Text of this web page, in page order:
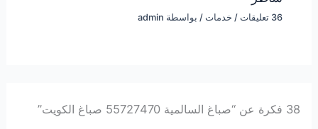
36 تعليقات / خدمات/ بواسطة admin
38 فكرة عن “صباغ السالمية 55727470 صباغ الكويت”